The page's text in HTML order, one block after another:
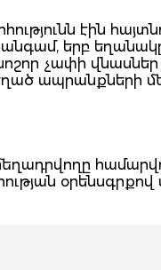
էին
երբ
չափի
ապրանքների